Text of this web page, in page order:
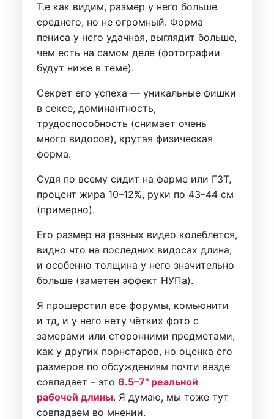
Т.е как видим, размер у него больше
среднего, но не огромный. Форма
пениса у него удачная, выглядит больше,
чем есть на самом деле (фотографии
будут ниже в теме).
Секрет его успеха — уникальные фишки
в сексе, доминантность,
трудоспособность (снимает очень
много видосов), крутая физическая
форма.
Судя по всему сидит на фарме или ГЗТ,
процент жира 10–12%, руки по 43–44 см
(примерно).
Его размер на разных видео колеблется,
видно что на последних видосах длина,
и особенно толщина у него значительно
больше (заметен эффект НУПа).
Я прошерстил все форумы, комьюнити
и тд, и у него нету чётких фото с
замерами или сторонними предметами,
как у других порнстаров, но оценка его
размеров по обсуждениям почти везде
совпадает – это 6.5–7'' реальной
рабочей длины. Я думаю, мы тоже тут
совпадаем во мнении.